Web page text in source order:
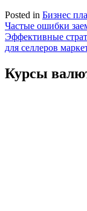
Posted in Бизнес
Навигация
по
Частые ошибки
Эффективные
для селлеров
Курсы